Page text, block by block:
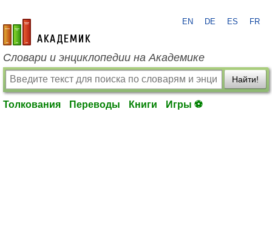
academic.ru
EN DE ES FR
Словари и энциклопедии на Академике
Найти!
Толкования Переводы Книги Игры ⚽